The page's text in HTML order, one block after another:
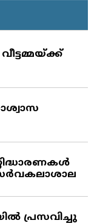
സര്‍വകലാശാല
പ്രസവിച്ചു